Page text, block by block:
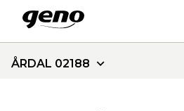
ÅRDAL 02188